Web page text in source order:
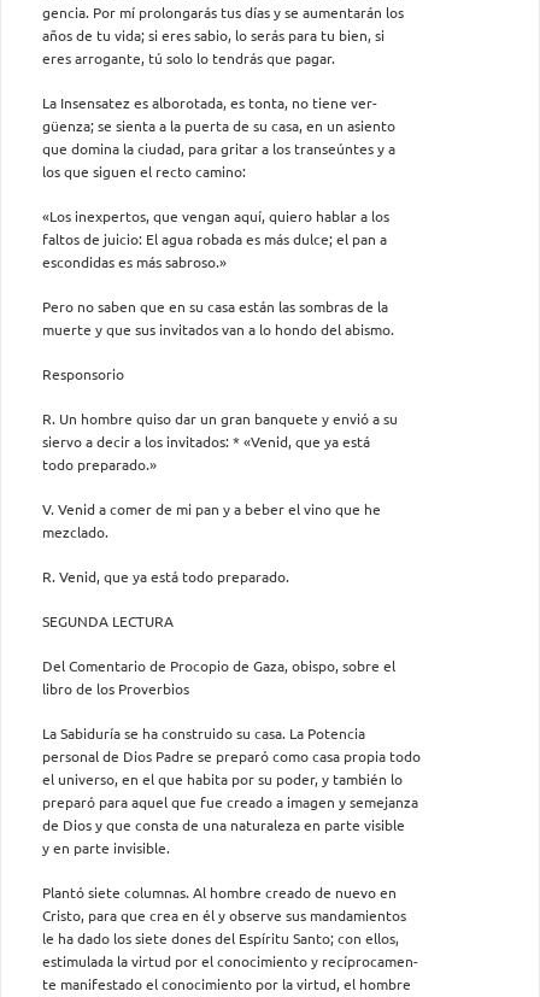
gencia. Por mí prolongarás tus días y se aumentarán los
años de tu vida; si eres sabio, lo serás para tu bien, si
eres arrogante, tú solo lo tendrás que pagar.
La Insensatez es alborotada, es tonta, no tiene ver-
güenza; se sienta a la puerta de su casa, en un asiento
que domina la ciudad, para gritar a los transeúntes y a
los que siguen el recto camino:
«Los inexpertos, que vengan aquí, quiero hablar a los
faltos de juicio: El agua robada es más dulce; el pan a
escondidas es más sabroso.»
Pero no saben que en su casa están las sombras de la
muerte y que sus invitados van a lo hondo del abismo.
Responsorio
R. Un hombre quiso dar un gran banquete y envió a su
siervo a decir a los invitados: * «Venid, que ya está
todo preparado.»
V. Venid a comer de mi pan y a beber el vino que he
mezclado.
R. Venid, que ya está todo preparado.
SEGUNDA LECTURA
Del Comentario de Procopio de Gaza, obispo, sobre el
libro de los Proverbios
La Sabiduría se ha construido su casa. La Potencia
personal de Dios Padre se preparó como casa propia todo
el universo, en el que habita por su poder, y también lo
preparó para aquel que fue creado a imagen y semejanza
de Dios y que consta de una naturaleza en parte visible
y en parte invisible.
Plantó siete columnas. Al hombre creado de nuevo en
Cristo, para que crea en él y observe sus mandamientos
le ha dado los siete dones del Espíritu Santo; con ellos,
estimulada la virtud por el conocimiento y recíprocamen-
te manifestado el conocimiento por la virtud, el hombre